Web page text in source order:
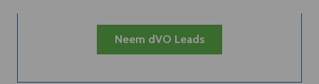
Neem dVO Leads